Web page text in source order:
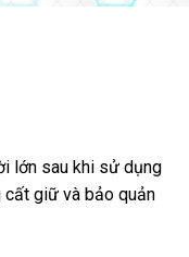
lớn sau khi sử dụng
cất giữ Hàn
và bảo quản